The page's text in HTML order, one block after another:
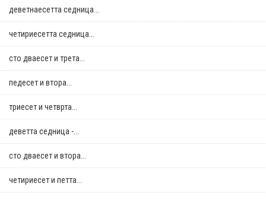
деветнаесетта седница...
четириесетта седница...
сто дваесет и трета...
педесет и втора...
триесет и четврта...
деветта седница -...
сто дваесет и втора...
четириесет и петта...